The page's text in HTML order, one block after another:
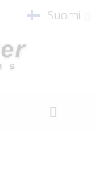
Suomi